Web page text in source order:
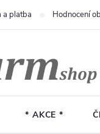
a platba Hodnocení
* AKCE *